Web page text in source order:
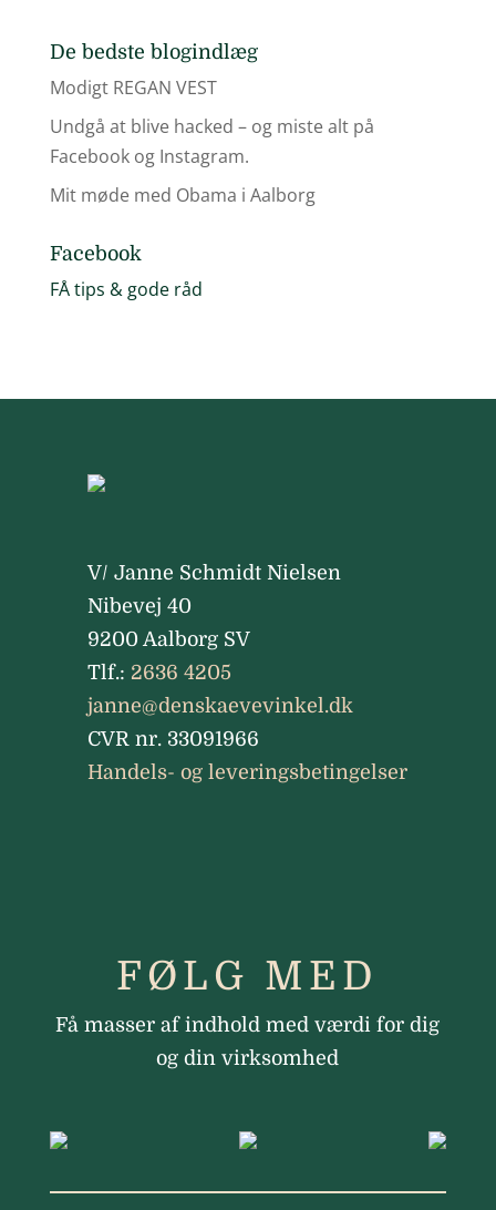
De bedste blogindlæg
Modigt REGAN VEST
Undgå at blive hacked – og miste alt på
Facebook og Instagram.
Mit møde med Obama i Aalborg
Facebook
FÅ tips & gode råd
V/ Janne Schmidt Nielsen
Nibevej 40
9200 Aalborg SV
Tlf.: 2636 4205
janne@denskaevevinkel.dk
CVR nr. 33091966
Handels- og leveringsbetingelser
FØLG MED
Få masser af indhold med værdi for dig
og din virksomhed